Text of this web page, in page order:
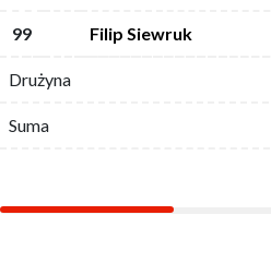
99 Filip Siewruk
Drużyna
Suma
99 Filip Siewruk
Drużyna
Suma